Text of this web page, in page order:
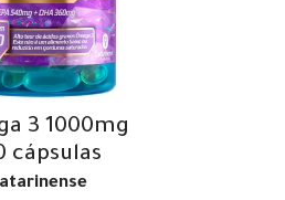
3 1000mg
cápsulas